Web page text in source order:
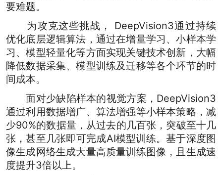
要难题。
为攻克这些挑战， DeepVision3通过持续
优化底层逻辑算法，通过在增量学习、小样本学
习、模型轻量化等方面实现关键技术创新，大幅
降低数据采集、模型训练及迁移等各个环节的时
间成本。
面对少缺陷样本的视觉方案，DeepVision3
通过利用数据增广、算法增强等小样本策略，减
少90%的数据量，从过去的几百张，突破至十几
张，甚至几张即可完成AI模型训练。基于深度图
像生成网络生成大量高质量训练图像，且生成速
度提升3倍以上。